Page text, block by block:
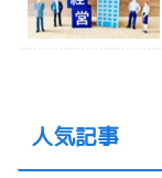
人気記事